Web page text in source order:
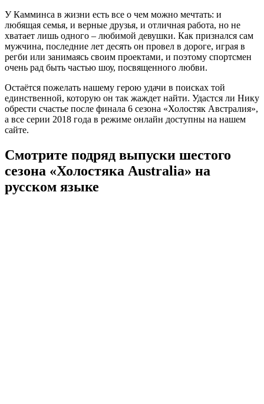
У Камминса в жизни есть все о чем можно мечтать: и
любящая семья, и верные друзья, и отличная работа, но не
хватает лишь одного – любимой девушки. Как признался сам
мужчина, последние лет десять он провел в дороге, играя в
регби или занимаясь своим проектами, и поэтому спортсмен
очень рад быть частью шоу, посвященного любви.
Остаётся пожелать нашему герою удачи в поисках той
единственной, которую он так жаждет найти. Удастся ли Нику
обрести счастье после финала 6 сезона «Холостяк Австралия»,
а все серии 2018 года в режиме онлайн доступны на нашем
сайте.
Смотрите подряд выпуски шестого
сезона «Холостяка Australia» на
русском языке